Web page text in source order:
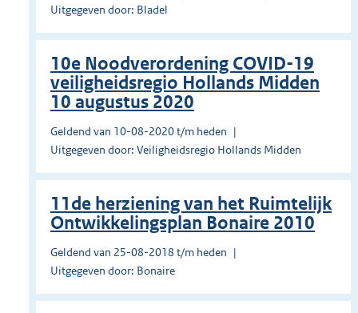
Uitgegeven door: Bladel
10e Noodverordening COVID-19
veiligheidsregio Hollands Midden
10 augustus 2020
Geldend van 10-08-2020 t/m heden
Uitgegeven door: Veiligheidsregio Hollands Midden
11de herziening van het Ruimtelijk
Ontwikkelingsplan Bonaire 2010
Geldend van 25-08-2018 t/m heden
Uitgegeven door: Bonaire